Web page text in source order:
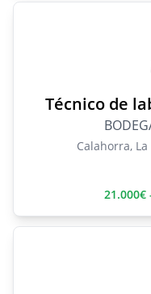
Técnico de
Calahorra,